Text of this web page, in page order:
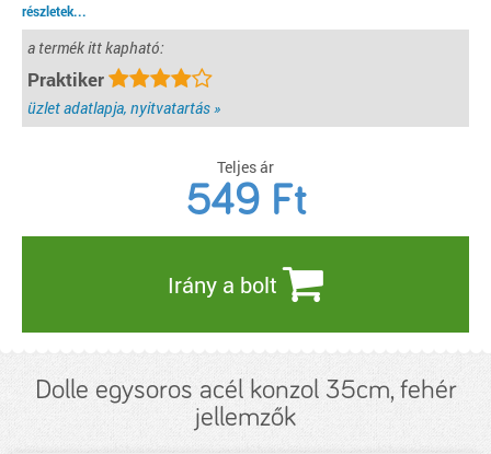
részletek...
a termék itt kapható:
Praktiker
üzlet adatlapja, nyitvatartás »
Teljes ár
549 Ft
Irány a bolt
Dolle egysoros acél konzol 35cm, fehér
jellemzők